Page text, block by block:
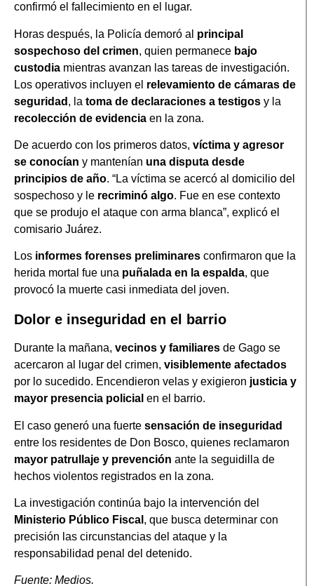
confirmó el fallecimiento en el lugar.
Horas después, la Policía demoró al principal
sospechoso del crimen, quien permanece bajo
custodia mientras avanzan las tareas de investigación.
Los operativos incluyen el relevamiento de cámaras de
seguridad , la toma de declaraciones a testigos y la
recolección de evidencia en la zona.
De acuerdo con los primeros datos, víctima y agresor
se conocían y mantenían una disputa desde
principios de año. “La víctima se acercó al domicilio del
sospechoso y le recriminó algo. Fue en ese contexto
que se produjo el ataque con arma blanca”, explicó el
comisario Juárez.
Los informes forenses preliminares confirmaron que la
herida mortal fue una puñalada en la espalda, que
provocó la muerte casi inmediata del joven.
Dolor e inseguridad en el barrio
Durante la mañana, vecinos y familiares de Gago se
acercaron al lugar del crimen, visiblemente afectados
por lo sucedido. Encendieron velas y exigieron justicia y
mayor presencia policial en el barrio.
El caso generó una fuerte sensación de inseguridad
entre los residentes de Don Bosco, quienes reclamaron
mayor patrullaje y prevención ante la seguidilla de
hechos violentos registrados en la zona.
La investigación continúa bajo la intervención del
Ministerio Público Fiscal , que busca determinar con
precisión las circunstancias del ataque y la
responsabilidad penal del detenido.
Fuente: Medios.